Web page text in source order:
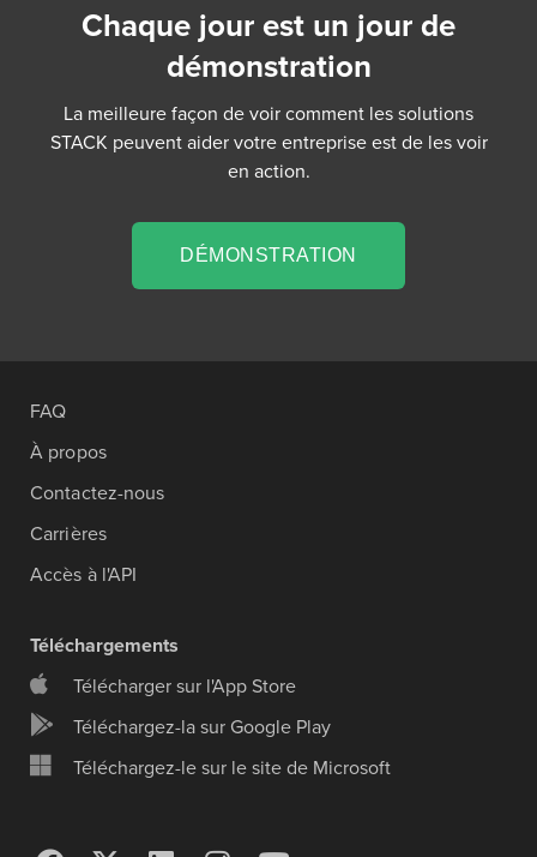
Chaque jour est un jour de
démonstration
La meilleure façon de voir comment les solutions
STACK peuvent aider votre entreprise est de les voir
en action.
DÉMONSTRATION
FAQ
À propos
Contactez-nous
Carrières
Accès à l'API
Téléchargements
Télécharger sur l'App Store
Téléchargez-la sur Google Play
Téléchargez-le sur le site de Microsoft